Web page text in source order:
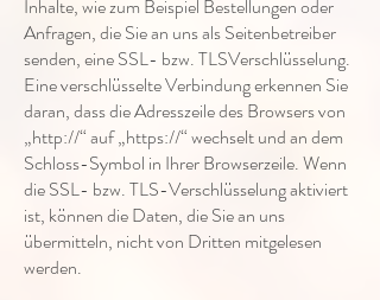
Inhalte, wie zum Beispiel Bestellungen oder
Anfragen, die Sie an uns als Seitenbetreiber
senden, eine SSL- bzw. TLSVerschlüsselung.
Eine verschlüsselte Verbindung erkennen Sie
daran, dass die Adresszeile des Browsers von
„http://“ auf „https://“ wechselt und an dem
Schloss-Symbol in Ihrer Browserzeile. Wenn
die SSL- bzw. TLS-Verschlüsselung aktiviert
ist, können die Daten, die Sie an uns
übermitteln, nicht von Dritten mitgelesen
werden.